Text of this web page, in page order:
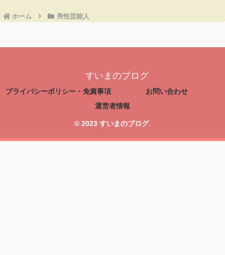
ホーム 男性芸能人
すいまのブログ
プライバシーポリシー・免責事項
お問い合わせ
運営者情報
© 2023 すいまのブログ.